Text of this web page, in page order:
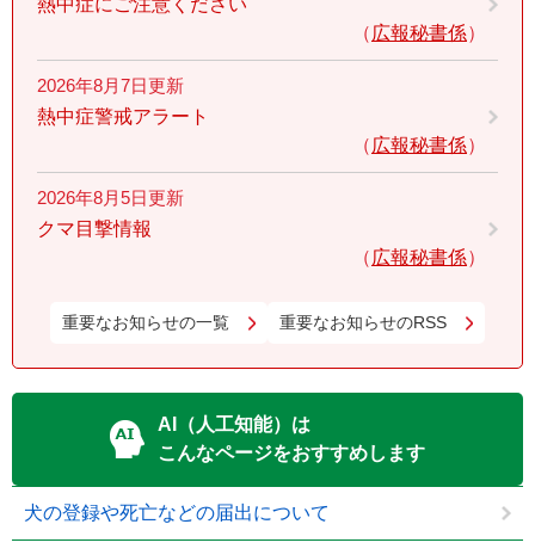
熱中症にご注意ください
広報秘書係
2026年8月7日更新
熱中症警戒アラート
広報秘書係
2026年8月5日更新
クマ目撃情報
広報秘書係
重要なお知らせの一覧 重要なお知らせのRSS
AI（人工知能）は
こんなページをおすすめします
犬の登録や死亡などの届出について